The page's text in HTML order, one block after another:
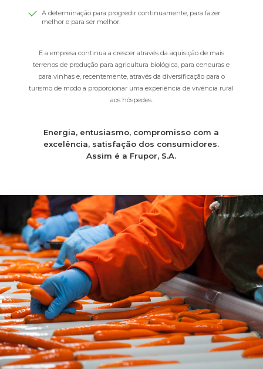
A determinação para progredir continuamente, para fazer
melhor e para ser melhor.
E a empresa continua a crescer através da aquisição de mais
terrenos de produção para agricultura biológica, para cenouras e
para vinhas e, recentemente, através da diversificação para o
turismo de modo a proporcionar uma experiência de vivência rural
aos hóspedes.
Energia, entusiasmo, compromisso com a
excelência, satisfação dos consumidores.
Assim é a Frupor, S.A.